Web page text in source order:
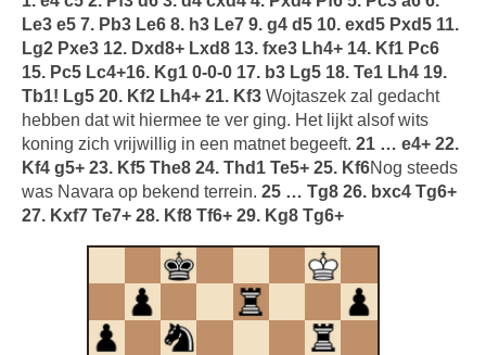
Le3 e5 7. Pb3 Le6 8. h3 Le7 9. g4 d5 10. exd5 Pxd5 11.
Lg2 Pxe3 12. Dxd8+ Lxd8 13. fxe3 Lh4+ 14. Kf1 Pc6
15. Pc5 Lc4+16. Kg1 0-0-0 17. b3 Lg5 18. Te1 Lh4 19.
Tb1! Lg5 20. Kf2 Lh4+ 21. Kf3 Wojtaszek zal gedacht
hebben dat wit hiermee te ver ging. Het lijkt alsof wits
koning zich vrijwillig in een matnet begeeft. 21 … e4+ 22.
Kf4 g5+ 23. Kf5 The8 24. Thd1 Te5+ 25. Kf6Nog steeds
was Navara op bekend terrein. 25 … Tg8 26. bxc4 Tg6+
27. Kxf7 Te7+ 28. Kf8 Tf6+ 29. Kg8 Tg6+